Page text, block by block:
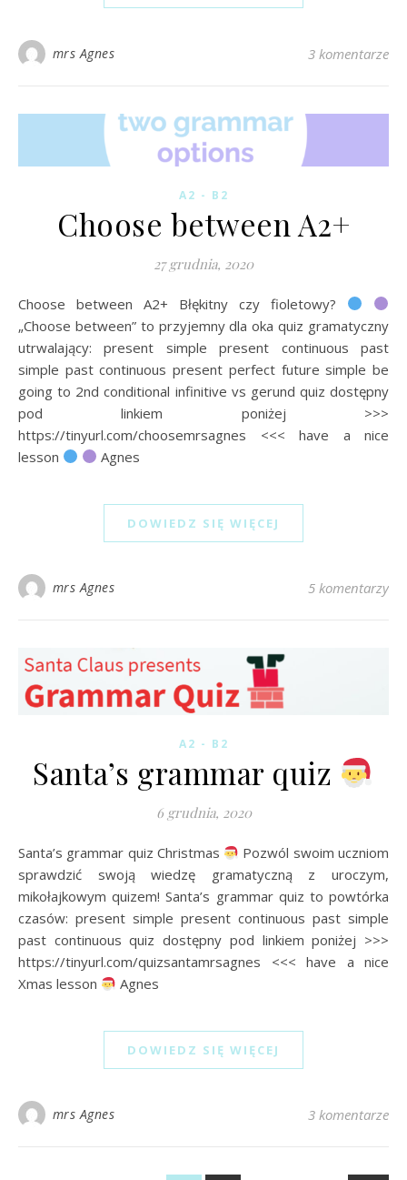
mrs Agnes 3 komentarze
A2 - B2
Choose between A2+
27 grudnia, 2020
Choose between A2+ Błękitny czy fioletowy?
„Choose between” to przyjemny dla oka quiz gramatyczny
utrwalający: present simple present continuous past
simple past continuous present perfect future simple be
going to 2nd conditional infinitive vs gerund quiz dostępny
pod linkiem poniżej >>>
https://tinyurl.com/choosemrsagnes <<< have a nice
lesson
Agnes
DOWIEDZ SIĘ WIĘCEJ
mrs Agnes 5 komentarzy
A2 - B2
Santa’s grammar quiz
6 grudnia, 2020
Santa’s grammar quiz Christmas
Pozwól swoim uczniom
sprawdzić swoją wiedzę gramatyczną z uroczym,
mikołajkowym quizem! Santa’s grammar quiz to powtórka
czasów: present simple present continuous past simple
past continuous quiz dostępny pod linkiem poniżej >>>
https://tinyurl.com/quizsantamrsagnes <<< have a nice
Xmas lesson
Agnes
DOWIEDZ SIĘ WIĘCEJ
mrs Agnes 3 komentarze